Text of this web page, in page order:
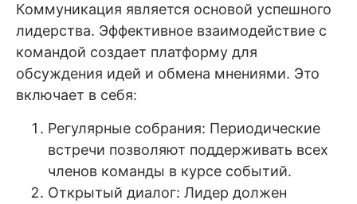
Коммуникация является основой успешного
лидерства. Эффективное взаимодействие с
командой создает платформу для
обсуждения идей и обмена мнениями. Это
включает в себя:
Регулярные собрания: Периодические
встречи позволяют поддерживать всех
членов команды в курсе событий.
Открытый диалог: Лидер должен